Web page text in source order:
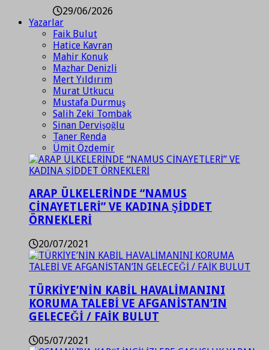
29/06/2026
Yazarlar
Faik Bulut
Hatice Kavran
Mahir Konuk
Mazhar Denizli
Mert Yıldırım
Murat Utkucu
Mustafa Durmuş
Salih Zeki Tombak
Sinan Dervişoğlu
Taner Renda
Ümit Özdemir
ARAP ÜLKELERİNDE “NAMUS
CİNAYETLERİ” VE KADINA ŞİDDET
ÖRNEKLERİ
20/07/2021
TÜRKİYE’NİN KABİL HAVALİMANINI
KORUMA TALEBİ VE AFGANİSTAN’IN
GELECEĞİ / FAİK BULUT
05/07/2021